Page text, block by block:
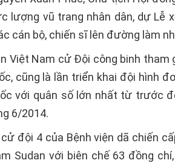
lượng vũ trang nhân dân, dự Lễ
cán bộ, chiến sĩ lên đường làm
Việt Nam cử Đội công binh tham
cũng là lần triển khai đội hình
với quân số lớn nhất từ trước
6/2014.
đội 4 của Bệnh viện dã chiến
Sudan với biên chế 63 đồng